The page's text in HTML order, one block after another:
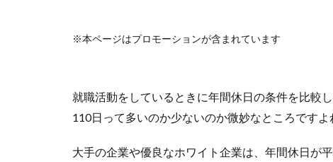
※本ページはプロモーションが含まれています
就職活動をしているときに年間休日の条件を比較
110日って多いのか少ないのか微妙なところですよ
大手の企業や優良なホワイト企業は、年間休日が